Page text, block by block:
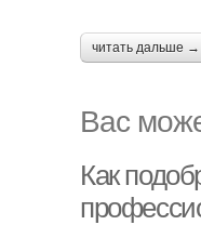
читать дальше →
Вас
Как